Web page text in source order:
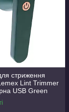
стриження
Lint Trimmer
USB Green